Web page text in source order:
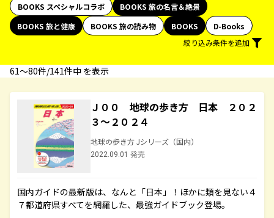
BOOKS スペシャルコラボ
BOOKS 旅の名言＆絶景
BOOKS 旅と健康
BOOKS 旅の読み物 BOOKS
D-Books
絞り込み条件を追加
61〜80件/141件中 を表示
Ｊ００ 地球の歩き方 日本 ２０２
３～２０２４
地球の歩き方 Jシリーズ（国内）
2022.09.01 発売
国内ガイドの最新版は、なんと「日本」！ほかに類を見ない４
７都道府県すべてを網羅した、最強ガイドブック登場。